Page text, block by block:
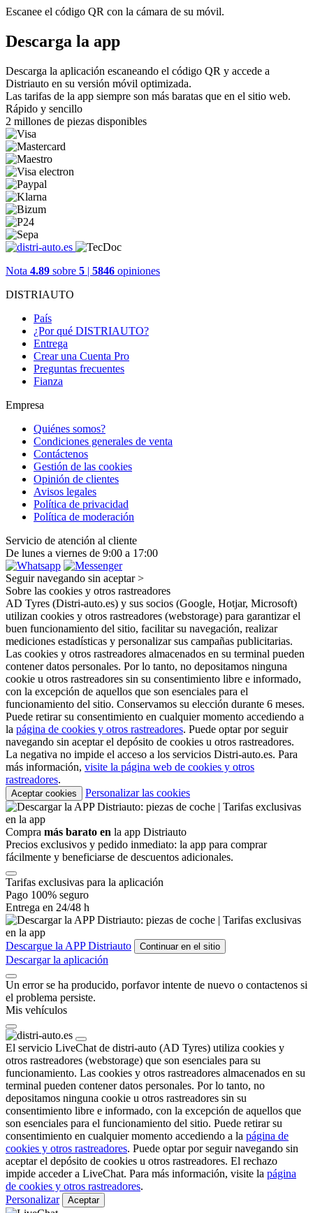
Escanee el código QR con la cámara de su móvil.
Descarga la app
Descarga la aplicación escaneando el código QR y accede a
Distriauto en su versión móvil optimizada.
Las tarifas de la app siempre son más baratas que en el sitio web.
Rápido y sencillo
2 millones de piezas disponibles
Nota 4.89 sobre 5 | 5846 opiniones
DISTRIAUTO
País
¿Por qué DISTRIAUTO?
Entrega
Crear una Cuenta Pro
Preguntas frecuentes
Fianza
Empresa
Quiénes somos?
Condiciones generales de venta
Contáctenos
Gestión de las cookies
Opinión de clientes
Avisos legales
Política de privacidad
Política de moderación
Servicio de atención al cliente
De lunes a viernes de 9:00 a 17:00
Seguir navegando sin aceptar >
Sobre las cookies y otros rastreadores
AD Tyres (Distri-auto.es) y sus socios (Google, Hotjar, Microsoft)
utilizan cookies y otros rastreadores (webstorage) para garantizar el
buen funcionamiento del sitio, facilitar su navegación, realizar
mediciones estadísticas y personalizar sus campañas publicitarias.
Las cookies y otros rastreadores almacenados en su terminal pueden
contener datos personales. Por lo tanto, no depositamos ninguna
cookie u otros rastreadores sin su consentimiento libre e informado,
con la excepción de aquellos que son esenciales para el
funcionamiento del sitio. Conservamos su elección durante 6 meses.
Puede retirar su consentimiento en cualquier momento accediendo a
la página de cookies y otros rastreadores. Puede optar por seguir
navegando sin aceptar el depósito de cookies u otros rastreadores.
La negativa no impide el acceso a los servicios Distri-auto.es. Para
más información, visite la página web de cookies y otros
rastreadores.
Aceptar cookies Personalizar las cookies
Compra más barato en la app Distriauto
Precios exclusivos y pedido inmediato: la app para comprar
fácilmente y beneficiarse de descuentos adicionales.
Tarifas exclusivas para la aplicación
Pago 100% seguro
Entrega en 24/48 h
Descargue la APP Distriauto Continuar en el sitio
Descargar la aplicación
Un error se ha producido, porfavor intente de nuevo o contactenos si
el problema persiste.
Mis vehículos
El servicio LiveChat de distri-auto (AD Tyres) utiliza cookies y
otros rastreadores (webstorage) que son esenciales para su
funcionamiento. Las cookies y otros rastreadores almacenados en su
terminal pueden contener datos personales. Por lo tanto, no
depositamos ninguna cookie u otros rastreadores sin su
consentimiento libre e informado, con la excepción de aquellos que
son esenciales para el funcionamiento del sitio. Puede retirar su
consentimiento en cualquier momento accediendo a la página de
cookies y otros rastreadores. Puede optar porseguir navegando sin
aceptarel depósito de cookies u otros rastreadores. El rechazo
impide acceder a LiveChat. Para más información, visite la página
de cookies y otros rastreadores.
Personalizar
Aceptar